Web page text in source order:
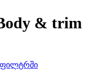
& trim
ფილტრში